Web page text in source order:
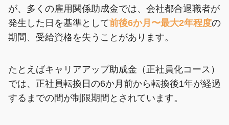
が、多くの雇用関係助成金では、会社都合退職者が
発生した日を基準として前後6か月〜最大2年程度の
期間、受給資格を失うことがあります。
たとえばキャリアアップ助成金（正社員化コース）
では、正社員転換日の6か月前から転換後1年が経過
するまでの間が制限期間とされています。